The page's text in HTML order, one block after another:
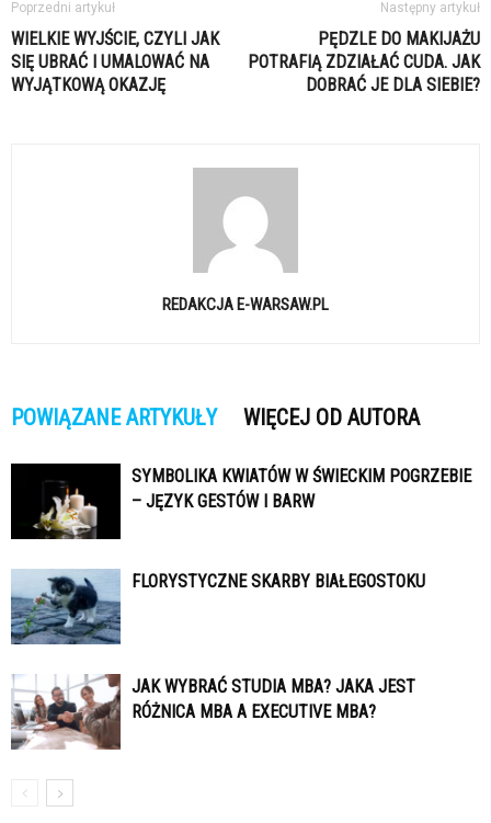
Poprzedni artykuł
WIELKIE WYJŚCIE, CZYLI JAK
SIĘ UBRAĆ I UMALOWAĆ NA
WYJĄTKOWĄ OKAZJĘ
Następny artykuł
PĘDZLE DO MAKIJAŻU
POTRAFIĄ ZDZIAŁAĆ CUDA. JAK
DOBRAĆ JE DLA SIEBIE?
REDAKCJA E-WARSAW.PL
POWIĄZANE ARTYKUŁY WIĘCEJ OD AUTORA
SYMBOLIKA KWIATÓW W ŚWIECKIM POGRZEBIE
– JĘZYK GESTÓW I BARW
FLORYSTYCZNE SKARBY BIAŁEGOSTOKU
JAK WYBRAĆ STUDIA MBA? JAKA JEST
RÓŻNICA MBA A EXECUTIVE MBA?